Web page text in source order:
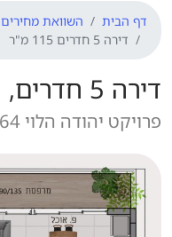
דף הבית השוואת מחירים
דירה 5 חדרים 115 מ"ר
דירה 5 חדרים, 115 מ"ר
פרויקט יהודה הלוי 64 - יהודה הלוי 64, ראשון לציון